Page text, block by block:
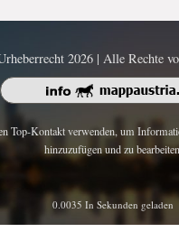
2026 | Alle Rechte
Top-Kontakt verwenden, um
hinzuzufügen und zu
0.0035 In Sekunden geladen